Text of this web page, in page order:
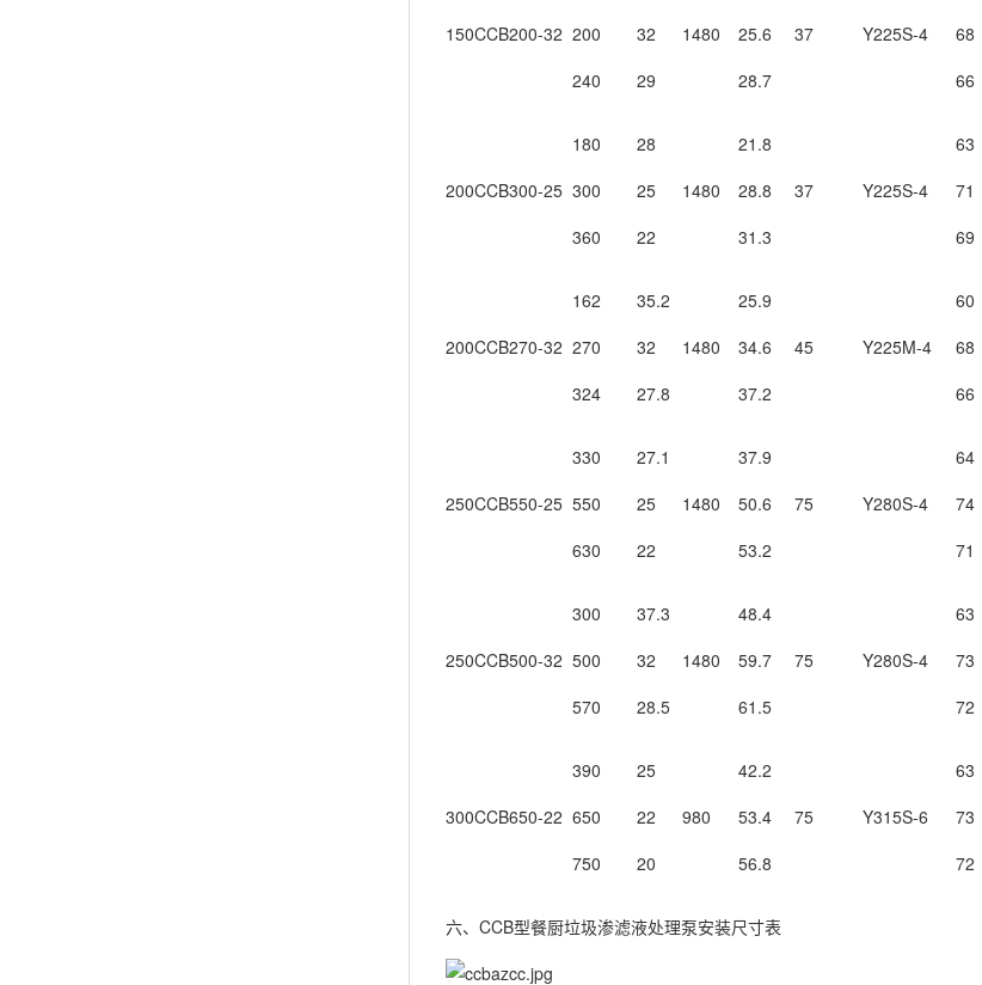
150CCB200-32 200
240
32
29
1480
25.6
28.7
37 Y225S-4
68
66
200CCB300-25
180
300
360
28
25
22
1480
21.8
28.8
31.3
37 Y225S-4
63
71
69
200CCB270-32
162
270
324
35.2
32
27.8
1480
25.9
34.6
37.2
45 Y225M-4
60
68
66
250CCB550-25
330
550
630
27.1
25
22
1480
37.9
50.6
53.2
75 Y280S-4
64
74
71
250CCB500-32
300
500
570
37.3
32
28.5
1480
48.4
59.7
61.5
75 Y280S-4
63
73
72
300CCB650-22
390
650
750
25
22
20
980
42.2
53.4
56.8
75 Y315S-6
63
73
72
六、CCB型餐厨垃圾渗滤液处理泵安装尺寸表